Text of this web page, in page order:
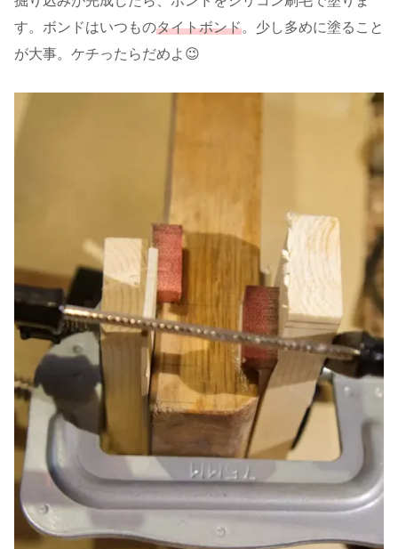
す。ボンドはいつものタイトボンド。少し多めに塗ること
が大事。ケチったらだめよ😉